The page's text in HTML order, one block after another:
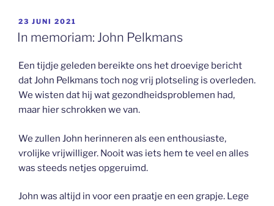
GEPLAATST
OP
23 JUNI 2021
In memoriam: John Pelkmans
Een tijdje geleden bereikte ons het droevige bericht
dat John Pelkmans toch nog vrij plotseling is overleden.
We wisten dat hij wat gezondheidsproblemen had,
maar hier schrokken we van.
We zullen John herinneren als een enthousiaste,
vrolijke vrijwilliger. Nooit was iets hem te veel en alles
was steeds netjes opgeruimd.
John was altijd in voor een praatje en een grapje. Lege